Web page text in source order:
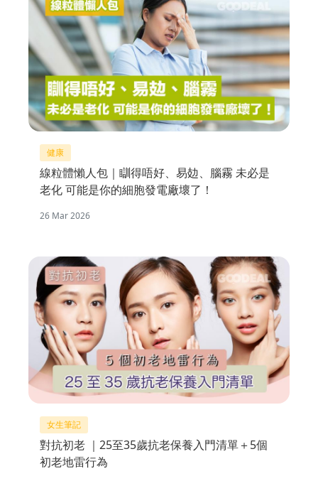
健康
線粒體懶人包｜瞓得唔好、易攰、腦霧 未必是
老化 可能是你的細胞發電廠壞了！
26 Mar 2026
女生筆記
對抗初老 ｜25至35歲抗老保養入門清單＋5個
初老地雷行為